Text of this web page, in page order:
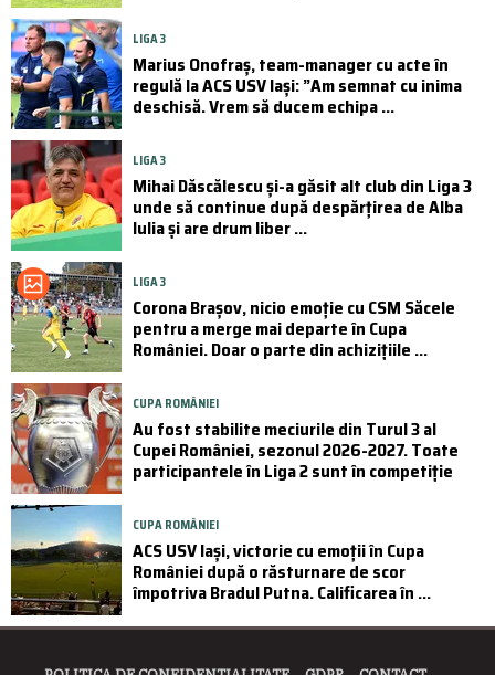
LIGA 3
Marius Onofraș, team-manager cu acte în
regulă la ACS USV Iași: ”Am semnat cu inima
deschisă. Vrem să ducem echipa ...
LIGA 3
Mihai Dăscălescu și-a găsit alt club din Liga 3
unde să continue după despărțirea de Alba
Iulia și are drum liber ...
LIGA 3
Corona Brașov, nicio emoție cu CSM Săcele
pentru a merge mai departe în Cupa
României. Doar o parte din achizițiile ...
CUPA ROMÂNIEI
Au fost stabilite meciurile din Turul 3 al
Cupei României, sezonul 2026-2027. Toate
participantele în Liga 2 sunt în competiție
CUPA ROMÂNIEI
ACS USV Iași, victorie cu emoții în Cupa
României după o răsturnare de scor
împotriva Bradul Putna. Calificarea în ...